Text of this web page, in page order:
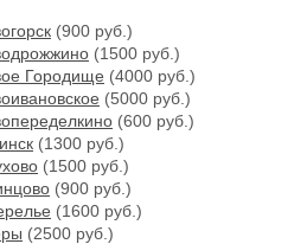
(900 руб.)
(1500 руб.)
Городище (4000 руб.)
(5000 руб.)
(600 руб.)
(1300 руб.)
(1500 руб.)
(900 руб.)
(1600 руб.)
(2500 руб.)